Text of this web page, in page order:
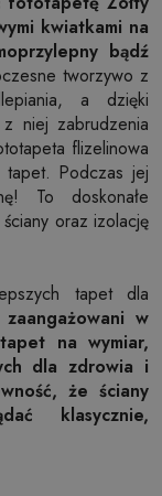
kwiatkami na
bądź
tworzywo z
a dzięki
niej zabrudzenia
flizelinowa
tapet. Podczas jej
To doskonałe
oraz izolację
tapet dla
w
na wymiar,
dla zdrowia i
że ściany
klasycznie,